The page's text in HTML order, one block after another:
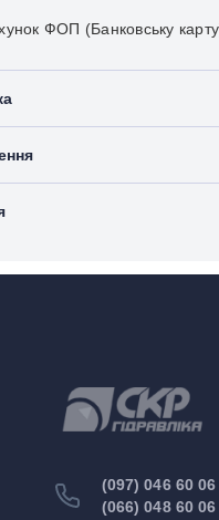
ФОП (Банковську
(097) 046 60 06
(066) 048 60 06